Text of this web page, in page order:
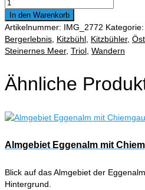
in
Reit
im
Winkl
Sommer
Menge
In den Warenkorb
Artikelnummer: IMG_2772 Kategorie:
Bergerlebnis Kitzbühl Kitzbühler,
Steinernes Meer, Triol Wandern
Ähnliche
Almgebiet Eggenalm mit
Blick auf das Almgebiet der
Hintergrund.